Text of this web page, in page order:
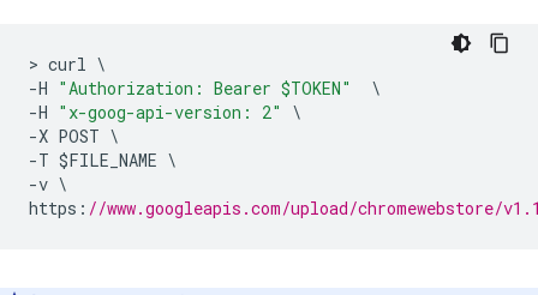
> curl \
-H "Authorization: Bearer $TOKEN"
\
-H "x-goog-api-version: 2"
\
-X POST \
-T $FILE_NAME \
-v \
https : //www.googleapis.com/upload/chromewebstore/